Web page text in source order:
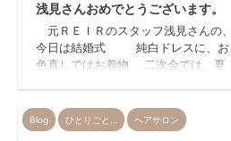
浅見さんおめでとうございます。
元ＲＥＩＲのスタッフ浅見さんの、
今日は結婚式 純白ドレスに、お
色直しではお着物 二次会では、夏
何にでも合いそうなデザインに仕上
げました 無事に
Blog ひとりごと… ヘアサロン